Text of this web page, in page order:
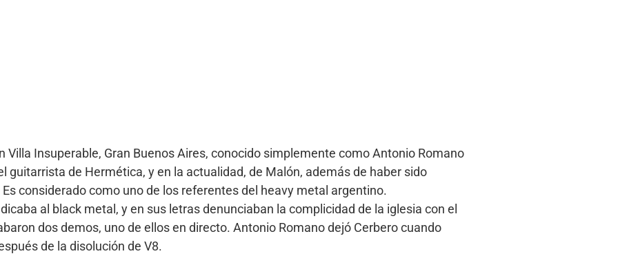
Villa Insuperable, Gran Buenos Aires, conocido simplemente como Antonio Romano
guitarrista de Hermética, y en la actualidad, de Malón, además de haber sido
considerado como uno de los referentes del heavy metal argentino.
al black metal, y en sus letras denunciaban la complicidad de la iglesia con el
dos demos, uno de ellos en directo. Antonio Romano dejó Cerbero cuando
de la disolución de V8.